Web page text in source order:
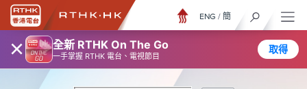
× 全新 RTHK On The Go
一手掌握 RTHK 電台、電視節目
取得
ENG / 簡